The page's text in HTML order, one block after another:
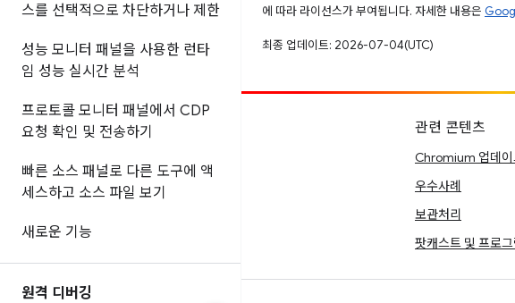
스를 선택적으로 차단하거나 제한
성능 모니터 패널을 사용한 런타
임 성능 실시간 분석
프로토콜 모니터 패널에서 CDP
요청 확인 및 전송하기
빠른 소스 패널로 다른 도구에 액
세스하고 소스 파일 보기
새로운 기능
원격 디버깅
에 따라 라이선스가 부여됩니다. 자세한 내용은
최종 업데이트: 2026-07-04(UTC)
참여
공개된 문제 보기
관련 콘텐츠
Chromium 업데
우수사례
보관처리
팟캐스트 및 프로그